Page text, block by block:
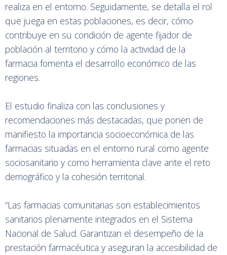
realiza en el entorno. Seguidamente, se detalla el rol
que juega en estas poblaciones, es decir, cómo
contribuye en su condición de agente fijador de
población al territorio y cómo la actividad de la
farmacia fomenta el desarrollo económico de las
regiones.
El estudio finaliza con las conclusiones y
recomendaciones más destacadas, que ponen de
manifiesto la importancia socioeconómica de las
farmacias situadas en el entorno rural como agente
sociosanitario y como herramienta clave ante el reto
demográfico y la cohesión territorial.
“Las farmacias comunitarias son establecimientos
sanitarios plenamente integrados en el Sistema
Nacional de Salud. Garantizan el desempeño de la
prestación farmacéutica y aseguran la accesibilidad de